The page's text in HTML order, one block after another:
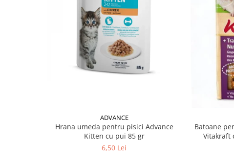
ADVANCE
Hrana umeda pentru pisici Advance
Kitten cu pui 85 gr
6,50 Lei
Batoane
Vitakraft